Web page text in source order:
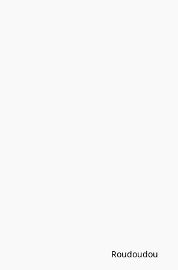
Roudoudou